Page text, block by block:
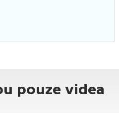
pouze videa